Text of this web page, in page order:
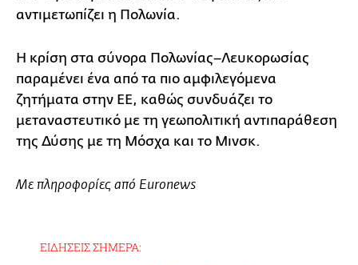
αντιμετωπίζει η Πολωνία.
Η κρίση στα σύνορα Πολωνίας–Λευκορωσίας
παραμένει ένα από τα πιο αμφιλεγόμενα
ζητήματα στην ΕΕ, καθώς συνδυάζει το
μεταναστευτικό με τη γεωπολιτική αντιπαράθεση
της Δύσης με τη Μόσχα και το Μινσκ.
Με πληροφορίες από Euronews
ΕΙΔΗΣΕΙΣ ΣΗΜΕΡΑ: